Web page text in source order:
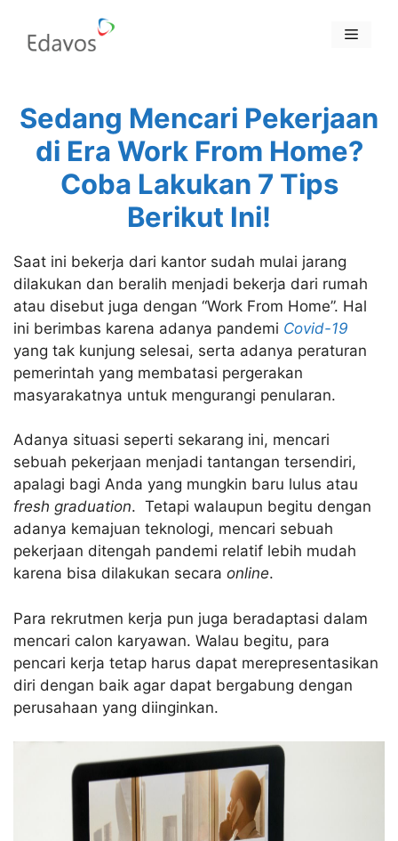
content
Menu
Sedang Mencari Pekerjaan
di Era Work From Home?
Coba Lakukan 7 Tips
Berikut Ini!
Saat ini bekerja dari kantor sudah mulai jarang
dilakukan dan beralih menjadi bekerja dari rumah
atau disebut juga dengan “Work From Home”. Hal
ini berimbas karena adanya pandemi Covid-19
yang tak kunjung selesai, serta adanya peraturan
pemerintah yang membatasi pergerakan
masyarakatnya untuk mengurangi penularan.
Adanya situasi seperti sekarang ini, mencari
sebuah pekerjaan menjadi tantangan tersendiri,
apalagi bagi Anda yang mungkin baru lulus atau
fresh graduation. Tetapi walaupun begitu dengan
adanya kemajuan teknologi, mencari sebuah
pekerjaan ditengah pandemi relatif lebih mudah
karena bisa dilakukan secara online.
Para rekrutmen kerja pun juga beradaptasi dalam
mencari calon karyawan. Walau begitu, para
pencari kerja tetap harus dapat merepresentasikan
diri dengan baik agar dapat bergabung dengan
perusahaan yang diinginkan.